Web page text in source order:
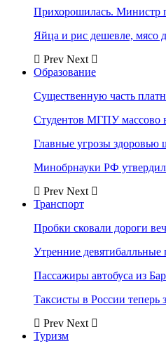
Прихорошилась. Министр
Яйца и рис дешевле, мясо
Prev Next
Образование
Существенную часть
Студентов МГПУ массово
Главные угрозы здоровью
Минобрнауки РФ
Prev Next
Транспорт
Пробки сковали дороги
Утренние девятибалльные
Пассажиры автобуса из
Таксисты в России теперь
Prev Next
Туризм